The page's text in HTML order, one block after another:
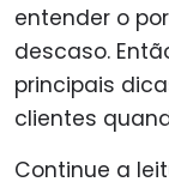
entender o
descaso.
principais
clientes
Continue a